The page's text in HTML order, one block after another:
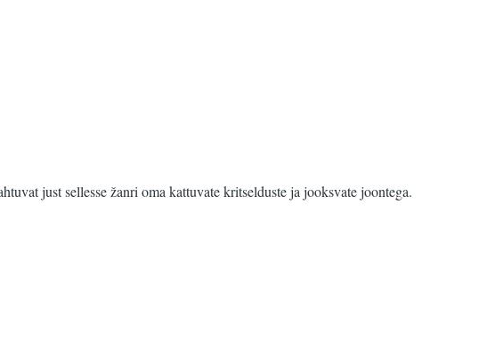
just sellesse žanri oma kattuvate kritselduste ja jooksvate joontega.